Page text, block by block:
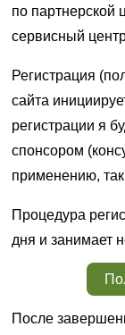
по партнерской
сервисный
Регистрация
сайта
регистрации я
спонсором
применению,
Процедура
дня и занимает
После